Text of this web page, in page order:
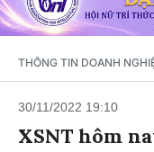
THÔNG TIN DOANH
30/11/2022 19:10
XSNT hôm